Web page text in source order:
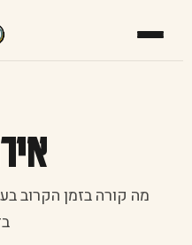
מה קורה בזמן הקרוב